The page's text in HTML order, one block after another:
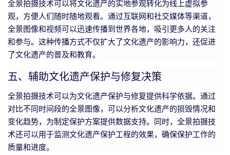
全景拍摄技术可以将文化遗产的实地参观转化为线上虚拟参
观，方便人们随时随地观看。通过互联网和社交媒体等渠道，
全景图像和视频可以迅速传播到世界各地，吸引更多人的关注
和参与。这种传播方式不仅扩大了文化遗产的影响力，还促进
了文化遗产的普及和教育。
五、辅助文化遗产保护与修复决策
全景拍摄技术可以为文化遗产保护与修复提供科学依据。通过
对比不同时间段的全景图像，可以分析文化遗产的损毁情况和
变化趋势，为制定保护方案提供数据支持。同时，全景拍摄技
术还可以用于监测文化遗产保护工程的效果，确保保护工作的
质量和进度。